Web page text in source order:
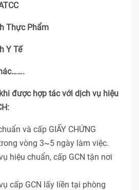
Thực Phẩm
Y Tế
được hợp tác với dịch vụ hiệu
và cấp GIẤY CHỨNG
vòng 3~5 ngày làm việc.
hiệu chuẩn, cấp GCN tận nơi
cấp GCN lấy liền tại phòng